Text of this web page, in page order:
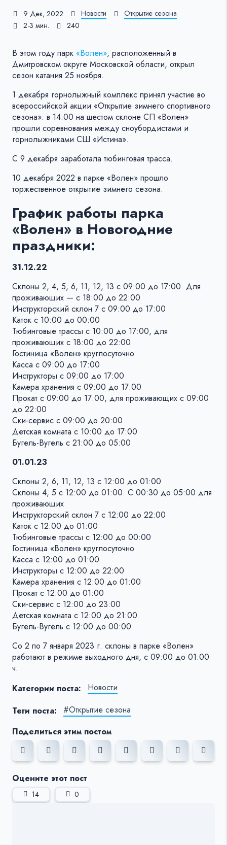
9 Дек, 2022 Новости
Открытие сезона
2-3 мин.
240
В этом году парк «Волен», расположенный в
Дмитровском округе Московской области, открыл
сезон катания 25 ноября.
1 декабря горнолыжный комплекс принял участие во
всероссийской акции «Открытие зимнего спортивного
сезона»: в 14:00 на шестом склоне СП «Волен»
прошли соревнования между сноубордистами и
горнолыжниками СШ «Истина».
С 9 декабря заработала тюбинговая трасса.
10 декабря 2022 в парке «Волен» прошло
торжественное открытие зимнего сезона.
График работы парка
«Волен» в Новогодние
праздники:
31.12.22
Склоны 2, 4, 5, 6, 11, 12, 13 с 09:00 до 17:00. Для
проживающих — с 18:00 до 22:00
Инструкторский склон 7 с 09:00 до 17:00
Каток с 10:00 до 00:00
Тюбинговые трассы с 10:00 до 17:00, для
проживающих с 18:00 до 22:00
Гостиница «Волен» круглосуточно
Касса с 09:00 до 17:00
Инструкторы с 09:00 до 17:00
Камера хранения с 09:00 до 17:00
Прокат с 09:00 до 17:00, для проживающих с 09:00
до 22:00
Ски-сервис с 09:00 до 20:00
Детская комната с 10:00 до 17:00
Бугель-Вугель с 21:00 до 05:00
01.01.23
Склоны 2, 6, 11, 12, 13 с 12:00 до 01:00
Склоны 4, 5 с 12:00 до 01:00. С 00:30 до 05:00 для
проживающих
Инструкторский склон 7 с 12:00 до 22:00
Каток с 12:00 до 01:00
Тюбинговые трассы с 12:00 до 00:00
Гостиница «Волен» круглосуточно
Касса с 12:00 до 01:00
Инструкторы с 12:00 до 22:00
Камера хранения с 12:00 до 01:00
Прокат с 12:00 до 01:00
Ски-сервис с 12:00 до 23:00
Детская комната с 12:00 до 21:00
Бугель-Вугель с 12:00 до 00:00
Со 2 по 7 января 2023 г. склоны в парке «Волен»
работают в режиме выходного дня, с 09:00 до 01:00
ч.
Категории поста:
Новости
Теги поста:
#Открытие сезона
Поделиться этим постом
Оцените этот пост
14 0